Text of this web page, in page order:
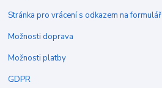
Stránka pro vrácení s odkazem na formulář
Možnosti doprava
Možnosti platby
GDPR